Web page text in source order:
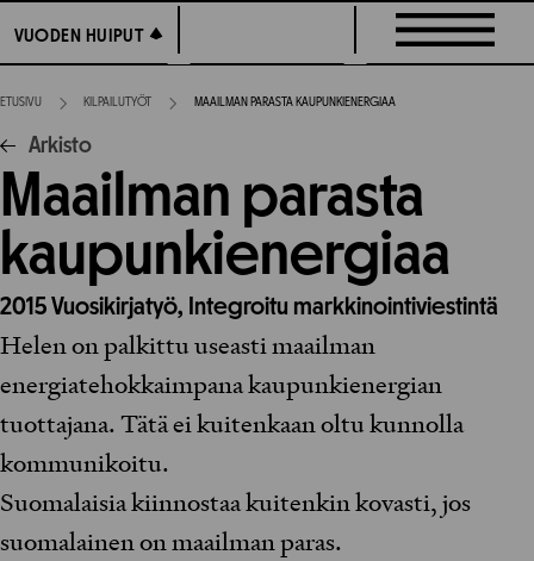
suoraan
sisältöön
VUODEN HUIPUT
VUODEN HUIPUT
ETUSIVU KILPAILUTYÖT MAAILMAN PARASTA KAUPUNKIENERGIAA
Arkisto
Maailman parasta
kaupunkienergiaa
2015Vuosikirjatyö, Integroitu markkinointiviestintä
Helen on palkittu useasti maailman
energiatehokkaimpana kaupunkienergian
tuottajana. Tätä ei kuitenkaan oltu kunnolla
kommunikoitu.
Suomalaisia kiinnostaa kuitenkin kovasti, jos
suomalainen on maailman paras.